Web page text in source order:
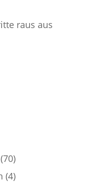
raus aus
(70)
(4)